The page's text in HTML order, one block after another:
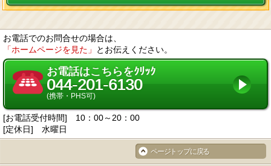
お電話でのお問合せの場合は、
「ホームページを見た」
とお伝えください。
お電話はこちらをｸﾘｯｸ
044-201-6130
(携帯・PHS可)
[お電話受付時間] 10：00～20：00
[定休日] 水曜日
ページトップに戻る